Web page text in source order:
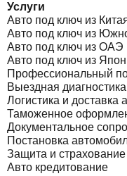
Услуги
Авто под ключ из
Авто под ключ из
Авто под ключ из ОАЭ
Авто под ключ из
Профессиональный
Выездная
Логистика и доставка
Таможенное
Документальное
Постановка
Защита и
Авто кредитование